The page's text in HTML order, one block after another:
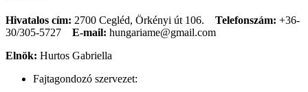
Hivatalos cím: 2700 Cegléd, Örkényi út 106. Telefonszám: +36-
30/305-5727
E-mail: hungariame@gmail.com
Elnök: Hurtos Gabriella
Fajtagondozó szervezet: